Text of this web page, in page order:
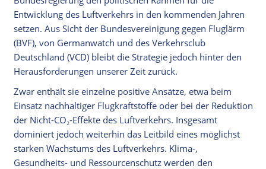
Entwicklung des Luftverkehrs in den kommenden Jahren
setzen. Aus Sicht der Bundesvereinigung gegen Fluglärm
(BVF), von Germanwatch und des Verkehrsclub
Deutschland (VCD) bleibt die Strategie jedoch hinter den
Herausforderungen unserer Zeit zurück.
Zwar enthält sie einzelne positive Ansätze, etwa beim
Einsatz nachhaltiger Flugkraftstoffe oder bei der Reduktion
der Nicht-CO₂-Effekte des Luftverkehrs. Insgesamt
dominiert jedoch weiterhin das Leitbild eines möglichst
starken Wachstums des Luftverkehrs. Klima-,
Gesundheits- und Ressourcenschutz werden den